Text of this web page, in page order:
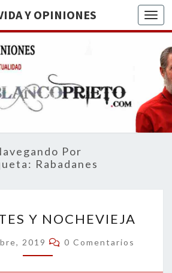
Y OPINIONES
DE
BREVE
RECORRIDO
VITAL Y
ACTUALIDAD
Por
Rabadanes
NOCHEVIEJA
Y NOCHEVIEJA
2019 Comentarios
0 Comentarios